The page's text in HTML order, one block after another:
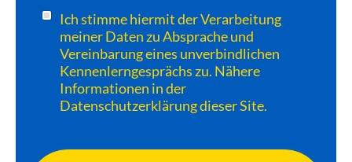
Ich stimme hiermit der Verarbeitung
meiner Daten zu Absprache und
Vereinbarung eines unverbindlichen
Kennenlerngesprächs zu. Nähere
Informationen in der
Datenschutzerklärung dieser Site.